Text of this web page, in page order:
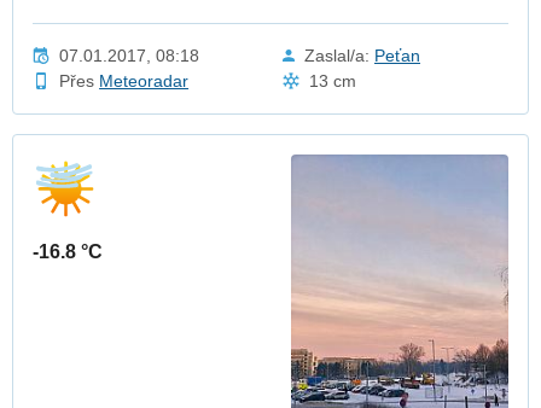
07.01.2017, 08:18 Zaslal/a: Peťan
Přes Meteoradar 13 cm
-16.8 °C